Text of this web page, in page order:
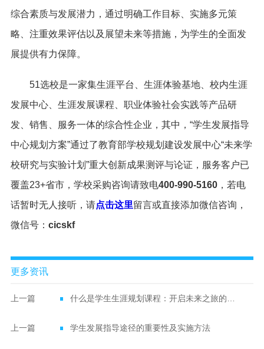
综合素质与发展潜力，通过明确工作目标、实施多元策
略、注重效果评估以及展望未来等措施，为学生的全面发
展提供有力保障。
51选校是一家集生涯平台、生涯体验基地、校内生涯
发展中心、生涯发展课程、职业体验社会实践等产品研
发、销售、服务一体的综合性企业，其中，“学生发展指导
中心规划方案”通过了教育部学校规划建设发展中心“未来学
校研究与实验计划”重大创新成果测评与论证，服务客户已
覆盖23+省市，学校采购咨询请致电400-990-5160，若电
话暂时无人接听，请点击这里留言或直接添加微信咨询，
微信号： cicskf
更多资讯
上一篇 什么是学生生涯规划课程：开启未来之旅的必备指南
上一篇 学生发展指导途径的重要性及实施方法